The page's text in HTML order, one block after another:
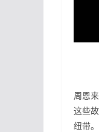
周恩
这些
纽带